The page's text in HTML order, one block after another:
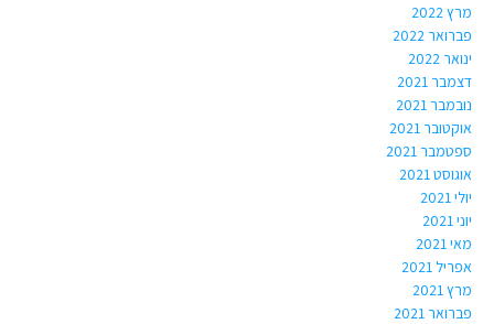
מרץ 2022
פברואר 2022
ינואר 2022
דצמבר 2021
נובמבר 2021
אוקטובר 2021
ספטמבר 2021
אוגוסט 2021
יולי 2021
יוני 2021
מאי 2021
אפריל 2021
מרץ 2021
פברואר 2021